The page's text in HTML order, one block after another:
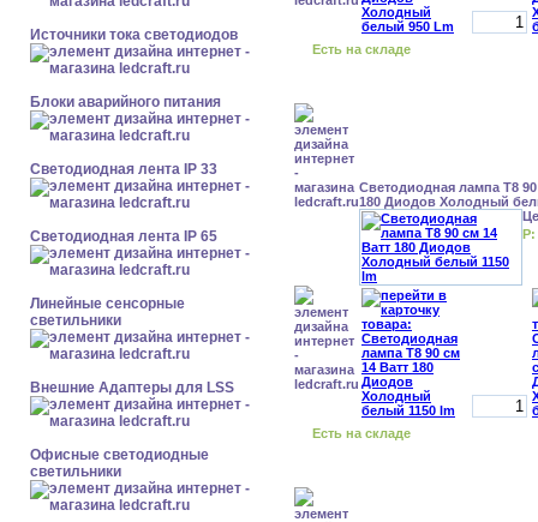
Источники тока светодиодов
Блоки аварийного питания
Светодиодная лента IP 33
Светодиодная лента IP 65
Линейные сенсорные
светильники
Внешние Адаптеры для LSS
Офисные светодиодные
светильники
Есть на складе
Светодиодная лампа Т8 90
180 Диодов Холодный
Р:
Есть на складе